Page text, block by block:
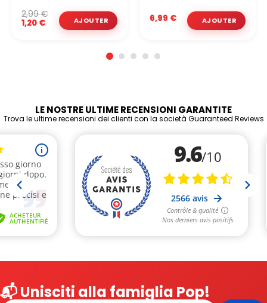
1,20 €
2,99 € 6,99 €
LE NOSTRE ULTIME RECENSIONI GARANTITE
Trova le ultime recensioni dei clienti con la società Guaranteed Reviews
📬 Unisciti alla famiglia Pop!